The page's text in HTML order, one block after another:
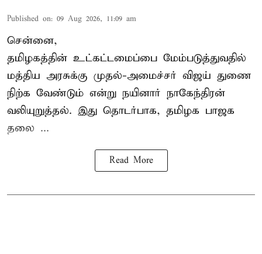
Published on: 09 Aug 2026, 11:09 am
சென்னை,
தமிழகத்தின் உட்கட்டமைப்பை மேம்படுத்துவதில்
மத்திய அரசுக்கு முதல்-அமைச்சர் விஜய் துணை
நிற்க வேண்டும் என்று நயினார் நாகேந்திரன்
வலியுறுத்தல். இது தொடர்பாக, தமிழக பாஜக
தலை ...
Read More